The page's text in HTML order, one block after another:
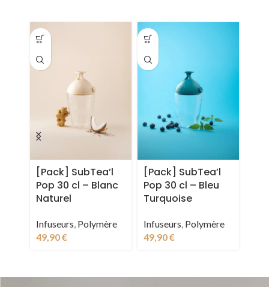
[Pack] SubTea’l
Pop 30 cl – Blanc
Naturel
Infuseurs, Polymère
49,90€
[Pack] SubTea’l
Pop 30 cl – Bleu
Turquoise
Infuseurs, Polymère
49,90€